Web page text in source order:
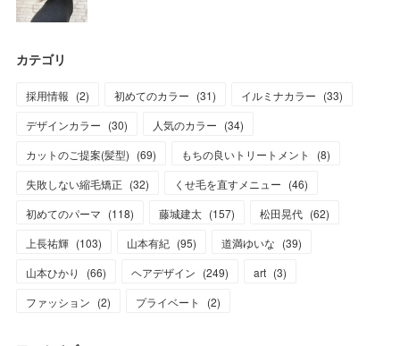
カテゴリ
採用情報 (2) 初めてのカラー (31) イルミナカラー (33)
デザインカラー (30) 人気のカラー (34)
カットのご提案(髪型) (69) もちの良いトリートメント (8)
失敗しない縮毛矯正 (32) くせ毛を直すメニュー (46)
初めてのパーマ (118) 藤城建太 (157) 松田晃代 (62)
上長祐輝 (103) 山本有紀 (95) 道満ゆいな (39)
山本ひかり
(66) ヘアデザイン (249) art (3)
ファッション (2) プライベート (2)